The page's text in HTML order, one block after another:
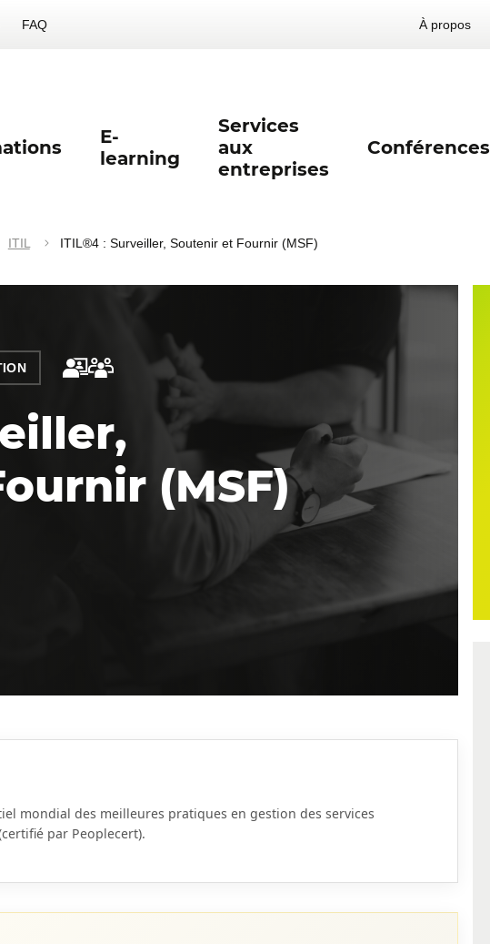
FAQ À propos
E-
learning
Services
aux
entreprises
Conférences
ITIL ITIL®4 : Surveiller, Soutenir et Fournir (MSF)
(MSF)
mondial des meilleures pratiques en gestion des services
par Peoplecert).